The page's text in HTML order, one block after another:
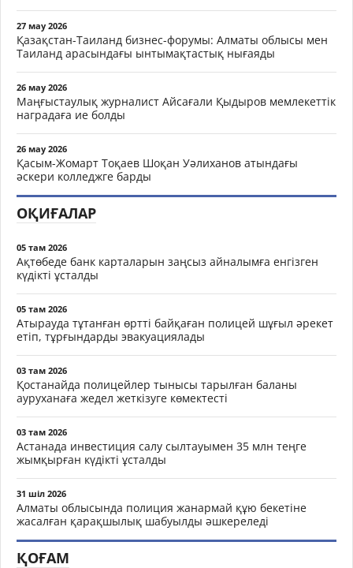
27 мау 2026
Қазақстан-Таиланд бизнес-форумы: Алматы облысы мен
Таиланд арасындағы ынтымақтастық нығаяды
26 мау 2026
Маңғыстаулық журналист Айсағали Қыдыров мемлекеттік
наградаға ие болды
26 мау 2026
Қасым-Жомарт Тоқаев Шоқан Уәлиханов атындағы
әскери колледжге барды
ОҚИҒАЛАР
05 там 2026
Ақтөбеде банк карталарын заңсыз айналымға енгізген
күдікті ұсталды
05 там 2026
Атырауда тұтанған өртті байқаған полицей шұғыл әрекет
етіп, тұрғындарды эвакуациялады
03 там 2026
Қостанайда полицейлер тынысы тарылған баланы
ауруханаға жедел жеткізуге көмектесті
03 там 2026
Астанада инвестиция салу сылтауымен 35 млн теңге
жымқырған күдікті ұсталды
31 шіл 2026
Алматы облысында полиция жанармай құю бекетіне
жасалған қарақшылық шабуылды әшкереледі
ҚОҒАМ